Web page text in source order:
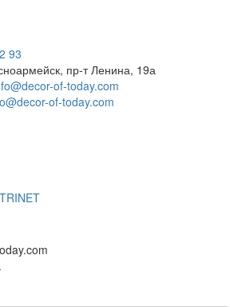
93
пр-т Ленина, 19а
of-today.com
of-today.com
TRINET